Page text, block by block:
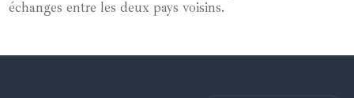
échanges entre les deux pays voisins.